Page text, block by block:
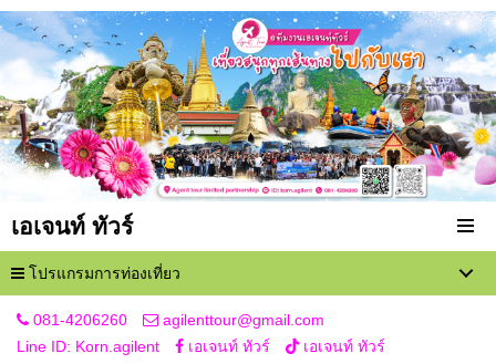
เอเจนท์ ทัวร์
โปรแกรมการท่องเที่ยว
081-4206260
agilenttour@gmail.com
Line ID: Korn.agilent
เอเจนท์ ทัวร์ เอเจนท์ ทัวร์